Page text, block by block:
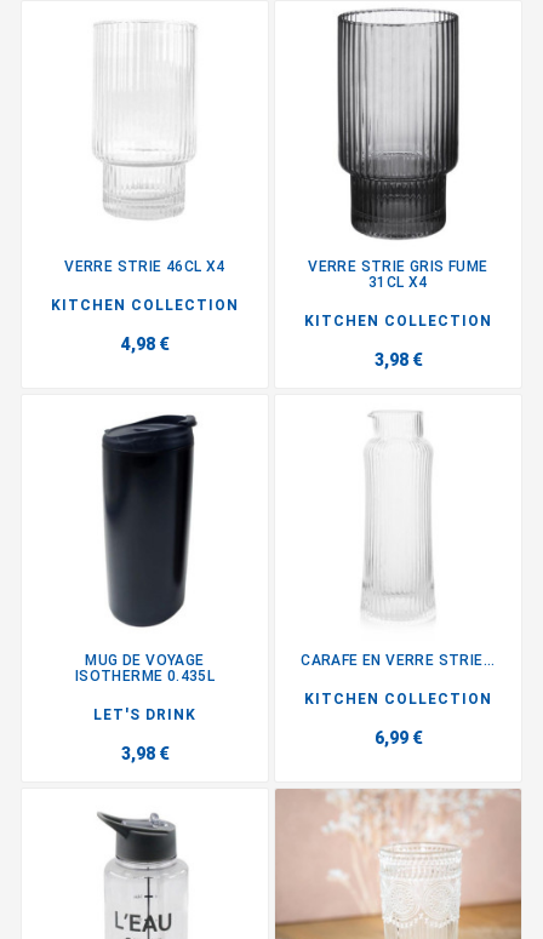
VERRE STRIE 46CL X4
KITCHEN COLLECTION
4,98 €
VERRE STRIE GRIS FUME
31CL X4
KITCHEN COLLECTION
3,98 €
MUG DE VOYAGE
ISOTHERME 0.435L
LET'S DRINK
3,98 €
CARAFE EN VERRE STRIE...
KITCHEN COLLECTION
6,99 €